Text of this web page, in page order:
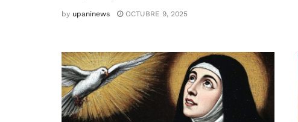
by upaninews OCTUBRE 9, 2025